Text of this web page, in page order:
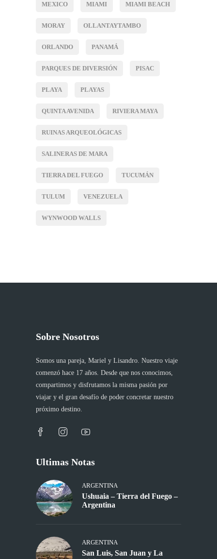
MEXICO MIAMI MIAMI BEACH
MORAY OLLANTAYTAMBO
ORLANDO PANAMÁ
PARQUES DE DIVERSIÓN PISAC
PLAYA PLAYAS
QUINTA AVENIDA RIVIERA MAYA
RUINAS ARQUEOLÓGICAS
SALINERAS DE MARA
TIERRA DEL FUEGO TUCUMÁN
TULUM VENEZUELA
WYNWOOD WALLS
Sobre Nosotros
Somos una pareja, Mariel y Lisandro. Nuestro viaje
comenzó hace 17 años. Desde que nos conocimos,
compartimos y disfrutamos la misma pasión por
viajar y el gran desafío de poder concretar nuestro
próximo destino.
Ultimas Notas
ARGENTINA
Ushuaia – Tierra del Fuego –
Argentina
ARGENTINA
San Luis, San Juan y La